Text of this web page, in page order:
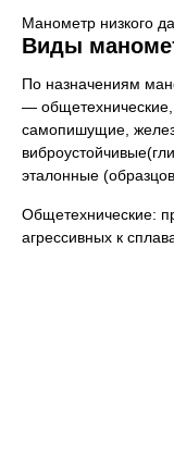
Манометр низкого
Виды
По назначениям
— общетехнические,
самопишущие,
эталонные
Общетехнические:
агрессивных к